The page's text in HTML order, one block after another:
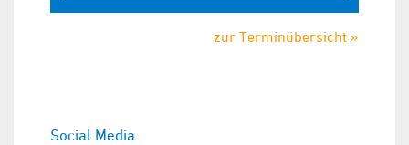
zur Terminübersicht »
Social Media